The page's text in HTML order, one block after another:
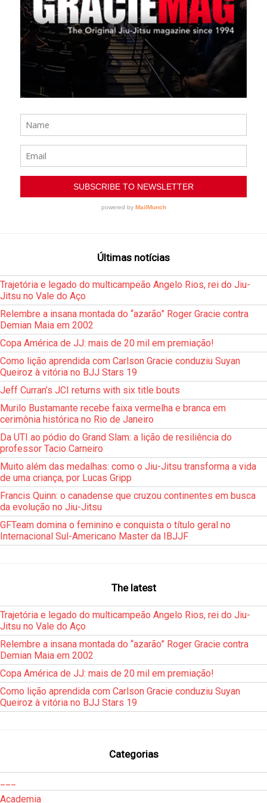
Últimas notícias
Trajetória e legado do multicampeão Angelo Rios, rei do Jiu-
Jitsu no Vale do Aço
Relembre a insana montada do “azarão” Roger Gracie contra
Demian Maia em 2002
Copa América de JJ: mais de 20 mil em premiação!
Como lição aprendida com Carlson Gracie conduziu Suyan
Queiroz à vitória no BJJ Stars 19
Jeff Curran’s JCI returns with six title bouts
Murilo Bustamante recebe faixa vermelha e branca em
cerimônia histórica no Rio de Janeiro
Da UTI ao pódio do Grand Slam: a lição de resiliência do
professor Tacio Carneiro
Muito além das medalhas: como o Jiu-Jitsu transforma a vida
de uma criança, por Lucas Gripp
Francis Quinn: o canadense que cruzou continentes em busca
da evolução no Jiu-Jitsu
GFTeam domina o feminino e conquista o título geral no
Internacional Sul-Americano Master da IBJJF
The latest
Trajetória e legado do multicampeão Angelo Rios, rei do Jiu-
Jitsu no Vale do Aço
Relembre a insana montada do “azarão” Roger Gracie contra
Demian Maia em 2002
Copa América de JJ: mais de 20 mil em premiação!
Como lição aprendida com Carlson Gracie conduziu Suyan
Queiroz à vitória no BJJ Stars 19
Categorias
Academia